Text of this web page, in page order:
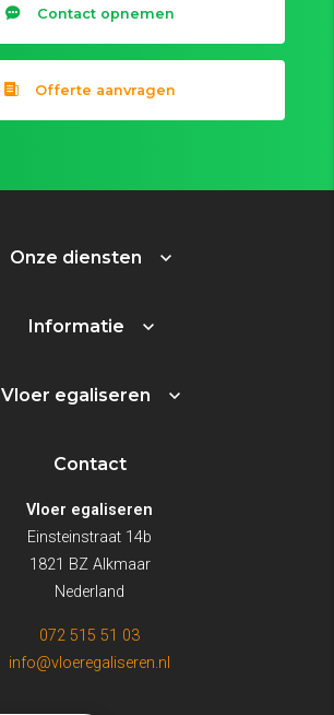
Contact opnemen
Offerte aanvragen
Onze diensten
Informatie
Vloer egaliseren
Contact
Vloer egaliseren
Einsteinstraat 14b
1821 BZ Alkmaar
Nederland
072 515 51 03
info@vloeregaliseren.nl